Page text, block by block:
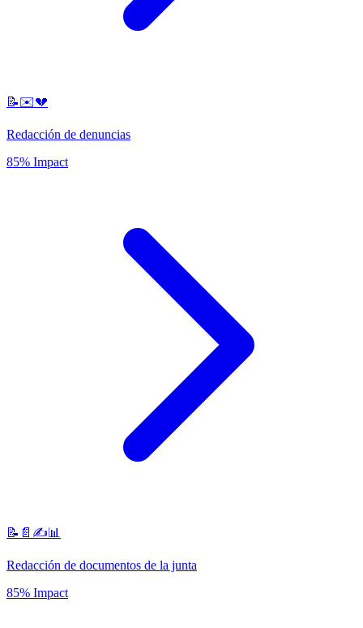
📝✉️💔
Redacción de denuncias
85% Impact
📝📄✍️📊
Redacción de documentos de la junta
85% Impact